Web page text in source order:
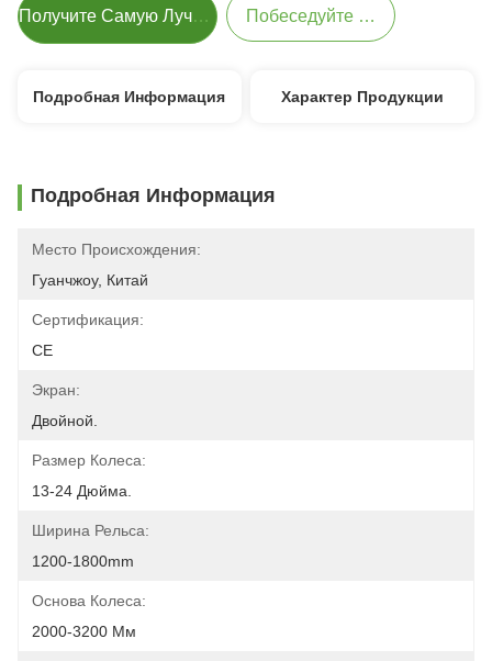
Получите Самую Лучшую Цену Побеседуйте Теперь
Подробная Информация Характер Продукции
Подробная Информация
Место Происхождения:
Гуанчжоу, Китай
Сертификация:
CE
Экран:
Двойной.
Размер Колеса:
13-24 Дюйма.
Ширина Рельса:
1200-1800mm
Основа Колеса:
2000-3200 Мм